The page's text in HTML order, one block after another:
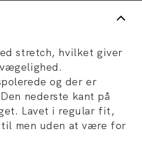
stretch, hvilket giver
og der er
nederste kant på
Lavet i regular fit,
til men uden at være for